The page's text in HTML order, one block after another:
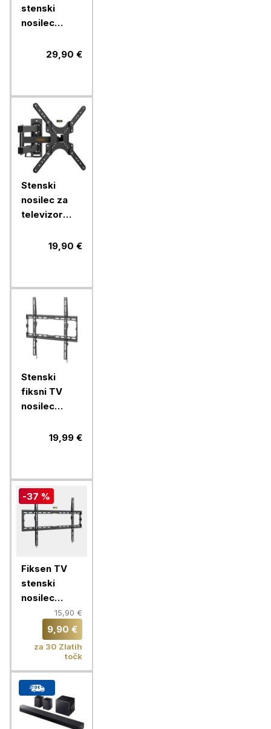
stenski
nosilec
56'', do 45
29,90 €
Stenski
nosilec za
televizor
popolnim19,90 €
Stenski
fiksni TV
nosilec
MANHATTAN,
tanek
19,99 €
-37 %
Fiksen TV
stenski
nosilec
VonHaus 37-
70'', do 35
15,90 €
9,90 €
za 30 Zlatih
točk